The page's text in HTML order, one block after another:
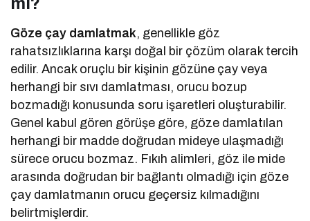
Göze çay damlatmak, genellikle göz
rahatsızlıklarına karşı doğal bir çözüm olarak tercih
edilir. Ancak oruçlu bir kişinin gözüne çay veya
herhangi bir sıvı damlatması, orucu bozup
bozmadığı konusunda soru işaretleri oluşturabilir.
Genel kabul gören görüşe göre, göze damlatılan
herhangi bir madde doğrudan mideye ulaşmadığı
sürece orucu bozmaz. Fıkıh alimleri, göz ile mide
arasında doğrudan bir bağlantı olmadığı için göze
çay damlatmanın orucu geçersiz kılmadığını
belirtmişlerdir.